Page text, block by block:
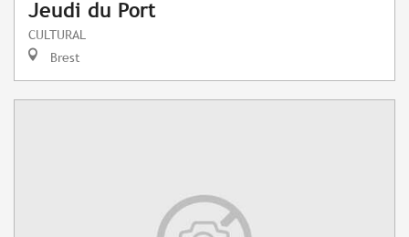
Jeudi du Port
CULTURAL
Brest